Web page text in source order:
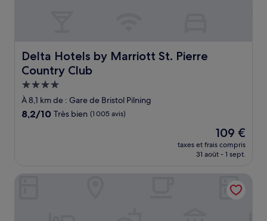
Delta Hotels by Marriott St. Pierre
Country Club
Delta Hotels by Marriott St. Pierre Country Club
Hébergement
4.0 étoiles
À 8,1 km de : Gare de Bristol Pilning
8.2
8,2/10 Très bien (1 005 avis)
Le
nouveau
prix
de
109 €
109 €
taxes et frais compris
31 août - 1 sept.